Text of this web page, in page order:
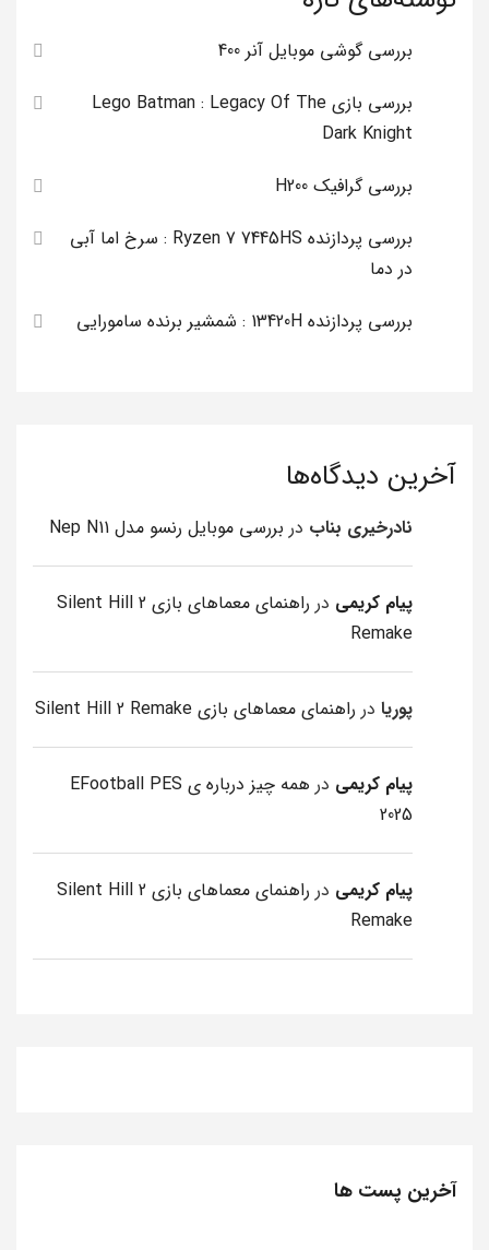
بررسی گوشی موبایل آنر 400
بررسی بازی Lego Batman : Legacy Of The
Dark Knight
بررسی گرافیک H200
بررسی پردازنده Ryzen 7 7445HS : سرخ اما آبی
در دما
بررسی پردازنده 13420H : شمشیر برنده سامورایی
آخرین دیدگاه‌ها
نادرخیری بناب در بررسی موبایل رنسو مدل Nep N11
پیام کریمی در
راهنمای معماهای بازی Silent Hill 2
Remake
پوریا در راهنمای معماهای بازی Silent Hill 2 Remake
پیام کریمی در
همه چیز درباره ی EFootball PES
2025
پیام کریمی در
راهنمای معماهای بازی Silent Hill 2
Remake
آخرین پست ها